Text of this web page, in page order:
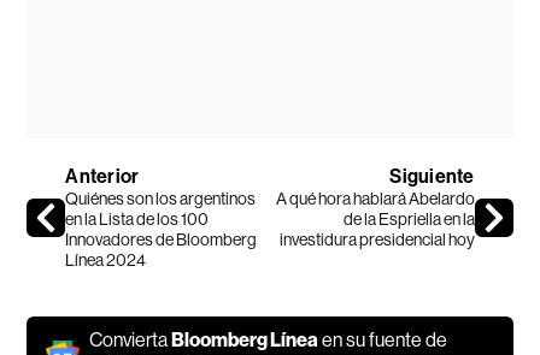
Anterior
Quiénes son los argentinos
en la Lista de los 100
Innovadores de Bloomberg
Línea 2024
Siguiente
A qué hora hablará Abelardo
de la Espriella en la
investidura presidencial hoy
ConviertaBloomberg Línea en su fuente de